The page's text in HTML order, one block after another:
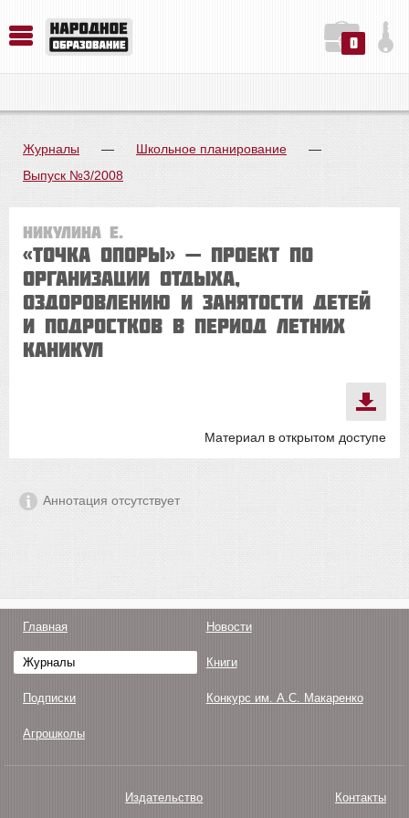
0
Журналы — Школьное планирование
—
Выпуск №3/2008
Никулина Е.
«ТОЧКА ОПОРЫ» — проект по
организации отдыха,
оздоровлению и занятости детей
и подростков в период летних
каникул
Материал в открытом доступе
Аннотация отсутствует
Главная Новости
Журналы Книги
Подписки Конкурс им. А.С. Макаренко
Агрошколы
Издательство Контакты